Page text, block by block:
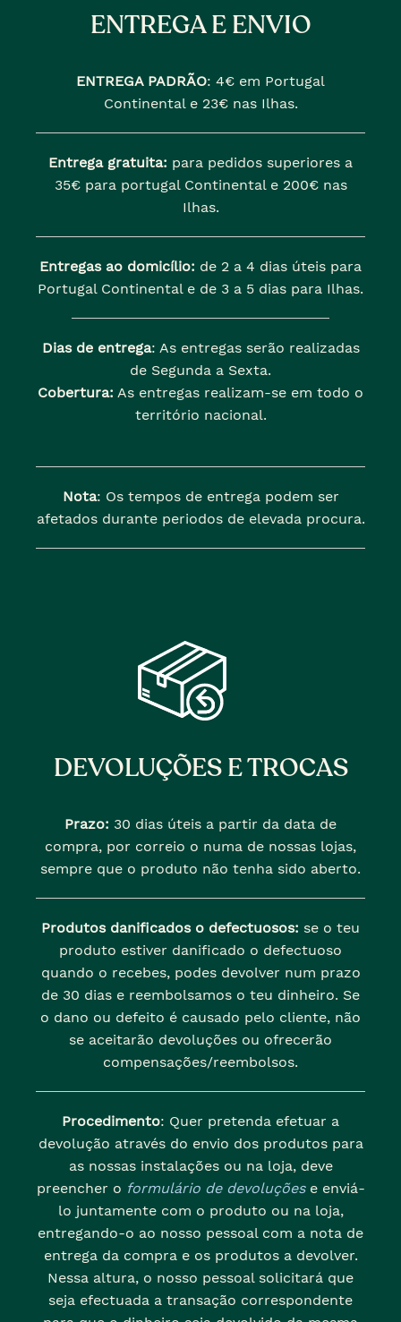
ENTREGA E ENVIO
ENTREGA PADRÃO: 4€ em Portugal
Continental e 23€ nas Ilhas.
Entrega gratuita: para pedidos superiores a
35€ para portugal Continental e 200€ nas
Ilhas.
Entregas ao domicílio: de 2 a 4 dias úteis para
Portugal Continental e de 3 a 5 dias para Ilhas.
Dias de entrega: As entregas serão realizadas
de Segunda a Sexta.
Cobertura: As entregas realizam-se em todo o
território nacional.
Nota: Os tempos de entrega podem ser
afetados durante periodos de elevada procura.
DEVOLUÇÕES E TROCAS
Prazo: 30 dias úteis a partir da data de
compra, por correio o numa de nossas lojas,
sempre que o produto não tenha sido aberto.
Produtos danificados o defectuosos: se o teu
produto estiver danificado o defectuoso
quando o recebes, podes devolver num prazo
de 30 dias e reembolsamos o teu dinheiro. Se
o dano ou defeito é causado pelo cliente, não
se aceitarão devoluções ou ofrecerão
compensações/reembolsos.
Procedimento: Quer pretenda efetuar a
devolução através do envio dos produtos para
as nossas instalações ou na loja, deve
preencher o formulário de devoluçõese enviá-
lo juntamente com o produto ou na loja,
entregando-o ao nosso pessoal com a nota de
entrega da compra e os produtos a devolver.
Nessa altura, o nosso pessoal solicitará que
seja efectuada a transação correspondente